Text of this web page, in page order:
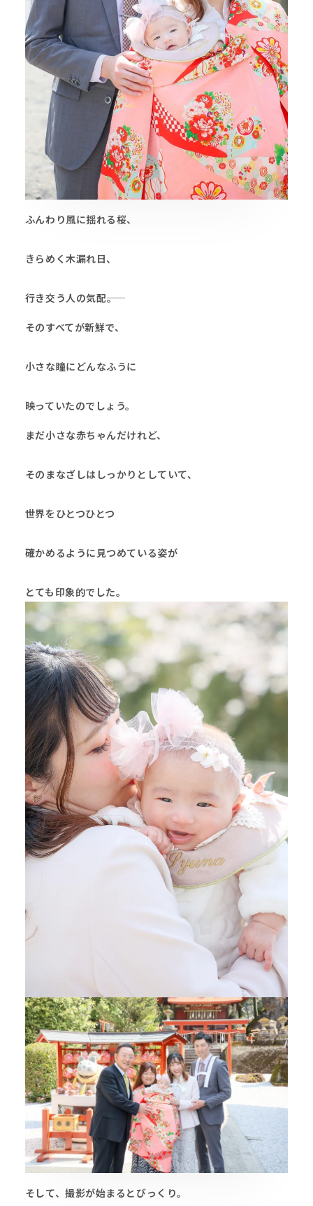
ふんわり風に揺れる桜、
きらめく木漏れ日、
行き交う人の気配――。
そのすべてが新鮮で、
小さな瞳にどんなふうに
映っていたのでしょう。
まだ小さな赤ちゃんだけれど、
そのまなざしはしっかりとしていて、
世界をひとつひとつ
確かめるように見つめている姿が
とても印象的でした。
そして、撮影が始まるとびっくり。